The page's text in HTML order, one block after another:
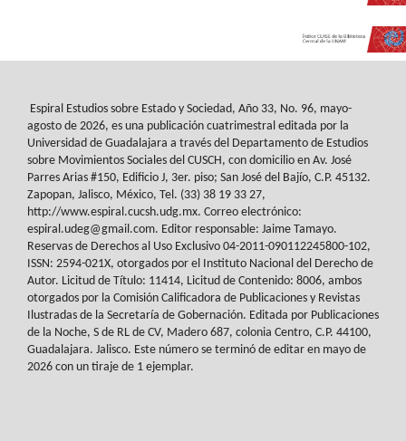
Espiral Estudios sobre Estado y Sociedad, Año 33, No. 96, mayo-
agosto de 2026, es una publicación cuatrimestral editada por la
Universidad de Guadalajara a través del Departamento de Estudios
sobre Movimientos Sociales del CUSCH, con domicilio en Av. José
Parres Arias #150, Edificio J, 3er. piso; San José del Bajío, C.P. 45132.
Zapopan, Jalisco, México, Tel. (33) 38 19 33 27,
http://www.espiral.cucsh.udg.mx. Correo electrónico:
espiral.udeg@gmail.com. Editor responsable: Jaime Tamayo.
Reservas de Derechos al Uso Exclusivo 04-2011-090112245800-102,
ISSN: 2594-021X, otorgados por el Instituto Nacional del Derecho de
Autor. Licitud de Título: 11414, Licitud de Contenido: 8006, ambos
otorgados por la Comisión Calificadora de Publicaciones y Revistas
Ilustradas de la Secretaría de Gobernación. Editada por Publicaciones
de la Noche, S de RL de CV, Madero 687, colonia Centro, C.P. 44100,
Guadalajara. Jalisco. Este número se terminó de editar en mayo de
2026 con un tiraje de 1 ejemplar.